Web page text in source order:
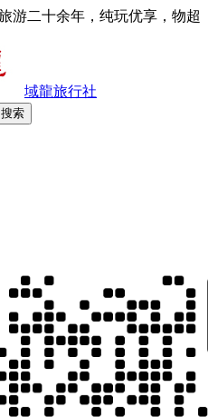
游二十余年，纯玩优享，物超
域龍旅行社
搜索